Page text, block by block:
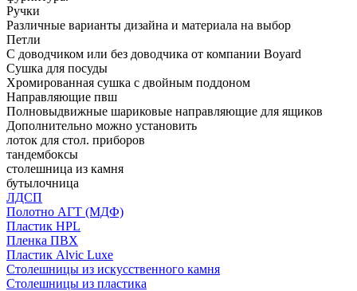
Ручки
Различные варианты дизайна и материала на выбор
Петли
С доводчиком или без доводчика от компании Boyard
Сушка для посуды
Хромированная сушка с двойным поддоном
Направляющие пвш
Полновыдвижные шариковые направляющие для ящиков
Дополнительно можно установить
лоток для стол. приборов
тандембоксы
столешница из камня
бутылочница
ЛДСП
Полотно АГТ (МДФ)
Пластик HPL
Пленка ПВХ
Пластик Alvic Luxe
Столешницы из искусственного камня
Столешницы из пластика